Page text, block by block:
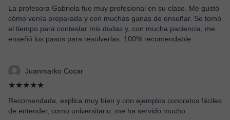
La profesora Gabriela fue muy profesional en su clase. Me gustó
cómo venía preparada y con muchas ganas de enseñar. Se tomó
el tiempo para contestar mis dudas y, con mucha paciencia, me
enseñó los pasos para resolverlas. 100% recomendable
Juanmarko Cocar
★★★★★
Recomendada, explica muy bien y con ejemplos concretos fáciles
de entender, como universitario, me ha servido mucho